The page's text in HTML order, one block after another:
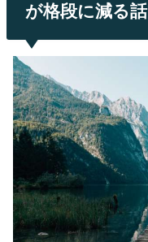
が格段に減る話